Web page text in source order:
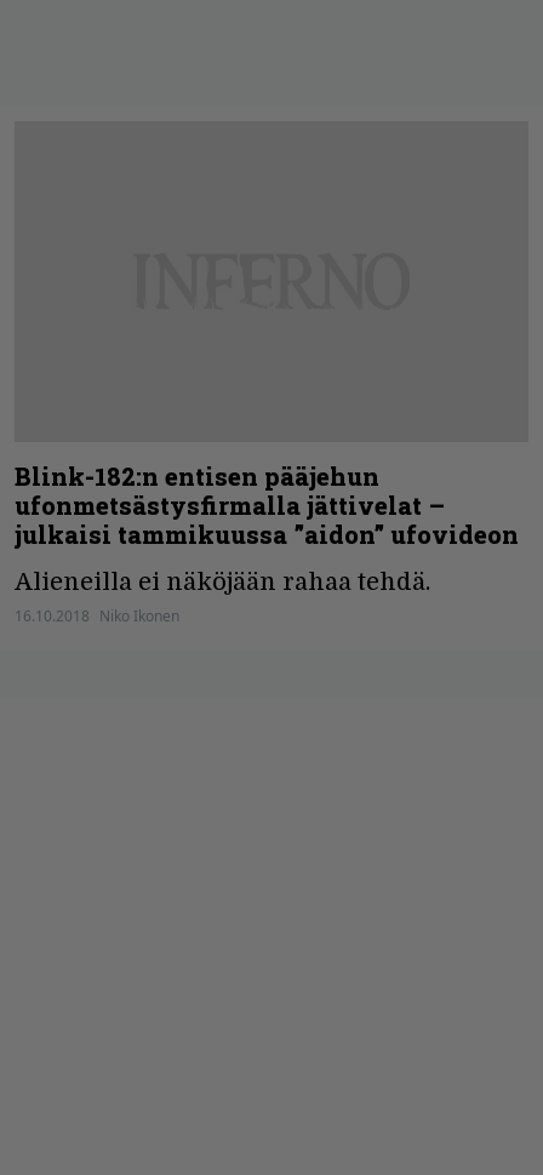
Blink-182:n entisen pääjehun
ufonmetsästysfirmalla jättivelat –
julkaisi tammikuussa ”aidon” ufovideon
Alieneilla ei näköjään rahaa tehdä.
16.10.2018 Niko Ikonen